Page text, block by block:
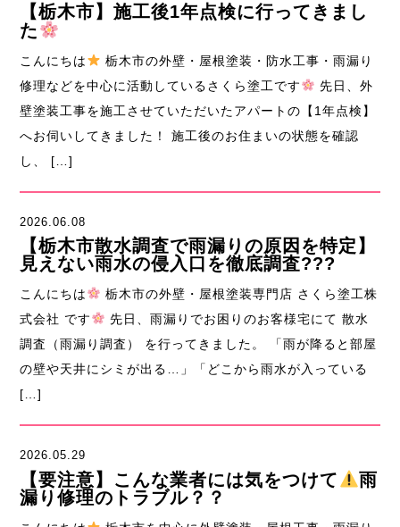
【栃木市】施工後1年点検に行ってきまし
た
こんにちは
栃木市の外壁・屋根塗装・防水工事・雨漏り
修理などを中心に活動しているさくら塗工です
先日、外
壁塗装工事を施工させていただいたアパートの【1年点検】
へお伺いしてきました！ 施工後のお住まいの状態を確認
し、 […]
2026.06.08
【栃木市散水調査で雨漏りの原因を特定】
見えない雨水の侵入口を徹底調査???
こんにちは
栃木市の外壁・屋根塗装専門店 さくら塗工株
式会社 です
先日、雨漏りでお困りのお客様宅にて 散水
調査（雨漏り調査） を行ってきました。 「雨が降ると部屋
の壁や天井にシミが出る…」「どこから雨水が入っている
[…]
2026.05.29
【要注意】こんな業者には気をつけて
雨
漏り修理のトラブル？？